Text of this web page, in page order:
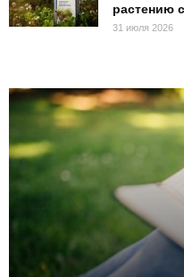
растению
31 июля 2026